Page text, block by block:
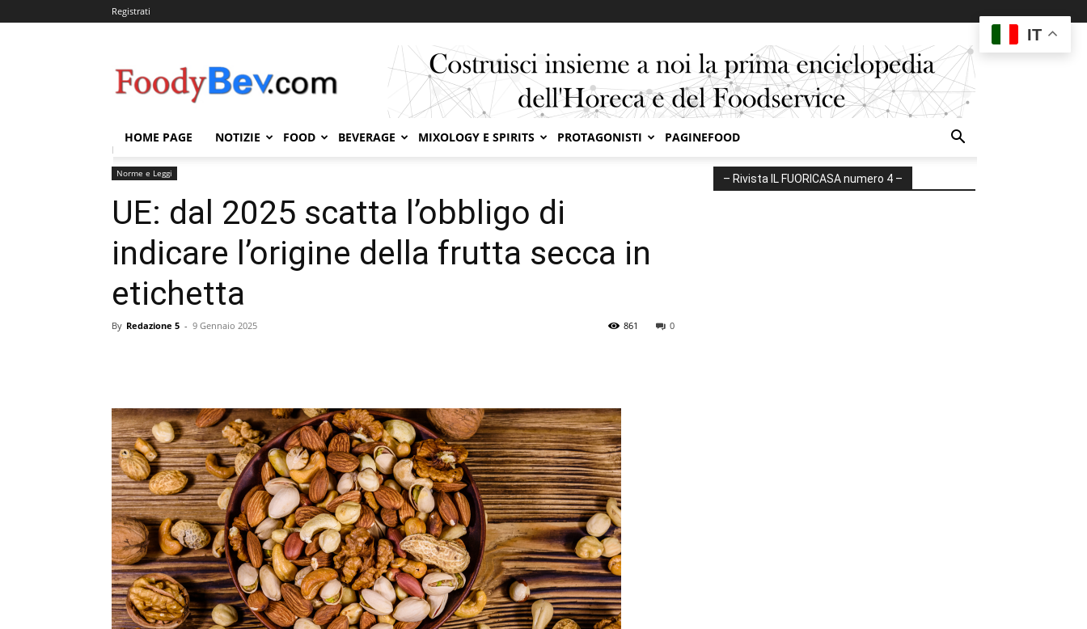
Registrati
HOME PAGE NOTIZIE FOOD BEVERAGE MIXOLOGY E SPIRITS PROTAGONISTI PAGINEFOOD
Home
Norme e Leggi
UE: dal 2025 scatta l’obbligo di
indicare l’origine della frutta secca in
etichetta
By Redazione 5 - 9 Gennaio 2025 0
861
– Rivista IL FUORICASA numero 4 –
IT